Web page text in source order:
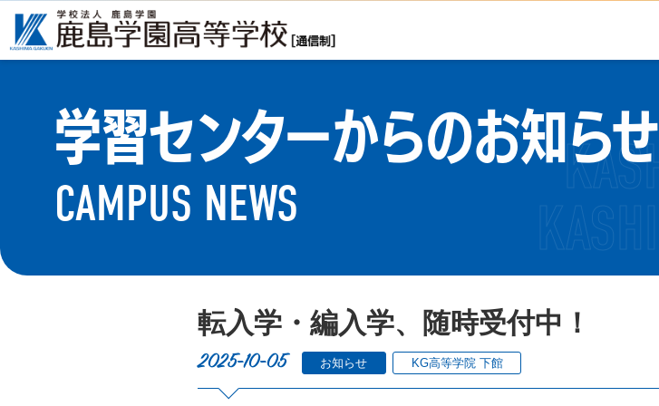
学習センターからのお知らせ
CAMPUS NEWS
転入学・編入学、随時受付中！
2025-10-05 お知らせ KG高等学院 下館